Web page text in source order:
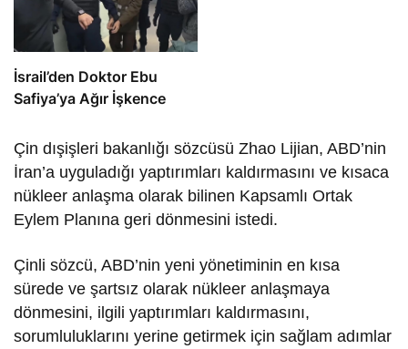
İsrail’den Doktor Ebu
Safiya’ya Ağır İşkence
Çin dışişleri bakanlığı sözcüsü Zhao Lijian, ABD’nin
İran’a uyguladığı yaptırımları kaldırmasını ve kısaca
nükleer anlaşma olarak bilinen Kapsamlı Ortak
Eylem Planına geri dönmesini istedi.
Çinli sözcü, ABD’nin yeni yönetiminin en kısa
sürede ve şartsız olarak nükleer anlaşmaya
dönmesini, ilgili yaptırımları kaldırmasını,
sorumluluklarını yerine getirmek için sağlam adımlar